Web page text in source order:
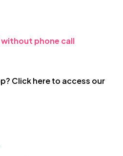
phone call
Click here to access our